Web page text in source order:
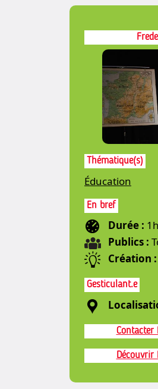
Thématique(s)
Éducation
En bref
Durée :
Publics :
Création :
Gesticulant.e
Contacter
Découvrir